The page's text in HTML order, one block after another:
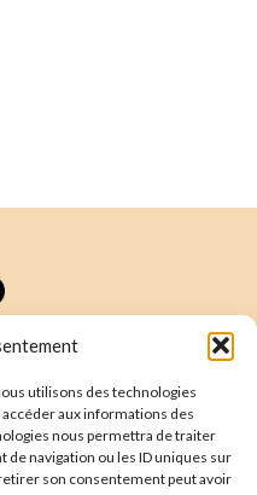
utilisons des technologies
aux informations des
nous permettra de traiter
navigation ou les ID uniques sur
son consentement peut avoir
Souscrire